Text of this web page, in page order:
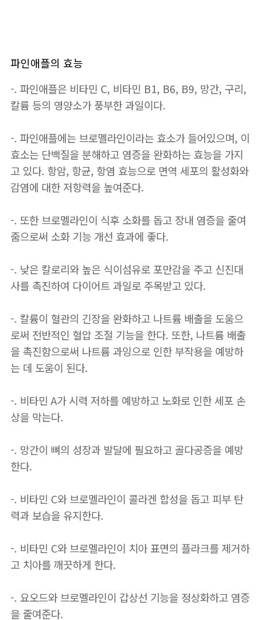
파인애플의 효능
-. 파인애플은 비타민 C, 비타민 B1, B6, B9, 망간, 구리,
칼륨 등의 영양소가 풍부한 과일이다.
-. 파인애플에는 브로멜라인이라는 효소가 들어있으며, 이
효소는 단백질을 분해하고 염증을 완화하는 효능을 가지
고 있다. 항암, 항균, 항염 효능으로 면역 세포의 활성화와
감염에 대한 저항력을 높여준다.
-. 또한 브로멜라인이 식후 소화를 돕고 장내 염증을 줄여
줌으로써 소화 기능 개선 효과에 좋다.
-. 낮은 칼로리와 높은 식이섬유로 포만감을 주고 신진대
사를 촉진하여 다이어트 과일로 주목받고 있다.
-. 칼륨이 혈관의 긴장을 완화하고 나트륨 배출을 도움으
로써 전반적인 혈압 조절 기능을 한다. 또한, 나트륨 배출
을 촉진함으로써 나트륨 과잉으로 인한 부작용을 예방하
는 데 도움이 된다.
-. 비타민 A가 시력 저하를 예방하고 노화로 인한 세포 손
상을 막는다.
-. 망간이 뼈의 성장과 발달에 필요하고 골다공증을 예방
한다.
-. 비타민 C와 브로멜라인이 콜라겐 합성을 돕고 피부 탄
력과 보습을 유지한다.
-. 비타민 C와 브로멜라인이 치아 표면의 플라크를 제거하
고 치아를 깨끗하게 한다.
-. 요오드와 브로멜라인이 갑상선 기능을 정상화하고 염증
을 줄여준다.